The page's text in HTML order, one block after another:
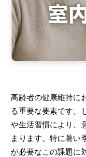
高齢者の健康維持に
る重要な要素です。
や生活習慣により、
まります。特に暑い
が必要なこの課題に